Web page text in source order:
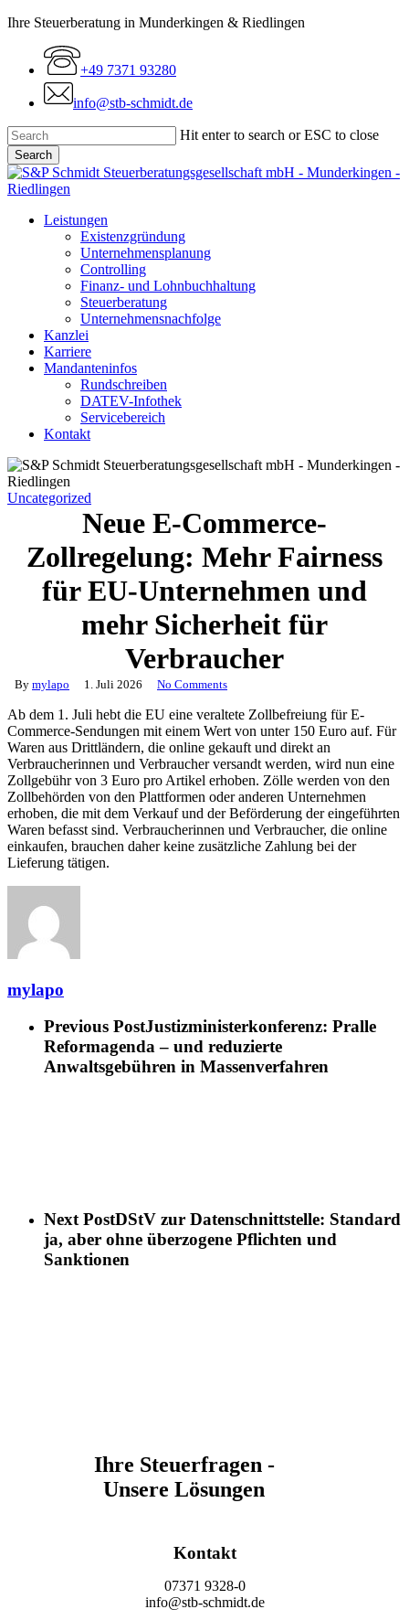
Skip
content
Ihre Steuerberatung in Munderkingen & Riedlingen
+49 7371 93280
info@stb-schmidt.de
Hit enter to search or ESC to close
Search
Close
Search
Menu
Leistungen
Existenzgründung
Unternehmensplanung
Controlling
Finanz- und Lohnbuchhaltung
Steuerberatung
Unternehmensnachfolge
Kanzlei
Karriere
Mandanteninfos
Rundschreiben
DATEV-Infothek
Servicebereich
Kontakt
Uncategorized
Neue E-Commerce-
Zollregelung: Mehr Fairness
für EU-Unternehmen und
mehr Sicherheit für
Verbraucher
By mylapo 1. Juli 2026 No Comments
Ab dem 1. Juli hebt die EU eine veraltete Zollbefreiung für E-
Commerce-Sendungen mit einem Wert von unter 150 Euro auf. Für
Waren aus Drittländern, die online gekauft und direkt an
Verbraucherinnen und Verbraucher versandt werden, wird nun eine
Zollgebühr von 3 Euro pro Artikel erhoben. Zölle werden von den
Zollbehörden von den Plattformen oder anderen Unternehmen
erhoben, die mit dem Verkauf und der Beförderung der eingeführten
Waren befasst sind. Verbraucherinnen und Verbraucher, die online
einkaufen, brauchen daher keine zusätzliche Zahlung bei der
Lieferung tätigen.
mylapo
Previous PostJustizministerkonferenz: Pralle
Reformagenda – und reduzierte
Anwaltsgebühren in Massenverfahren
Next PostDStV zur Datenschnittstelle: Standard
ja, aber ohne überzogene Pflichten und
Sanktionen
Ihre Steuerfragen -
Unsere Lösungen
Kontakt
07371 9328-0
info@stb-schmidt.de